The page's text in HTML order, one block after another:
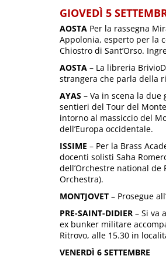
GIOVEDÌ 5
AOSTA Per la rassegna
Appolonia, esperto per la
Chiostro di Sant’Orso.
AOSTA – La libreria
strangera che parla della
AYAS – Va in scena la
sentieri del Tour del
intorno al massiccio del
dell’Europa occidentale.
ISSIME – Per la Brass
docenti solisti Saha
dell’Orchestre national
Orchestra).
MONTJOVET – Prosegue
PRE-SAINT-DIDIER – Si va
ex bunker militare
Ritrovo, alle 15.30 in
VENERDÌ 6 SETTEMBRE